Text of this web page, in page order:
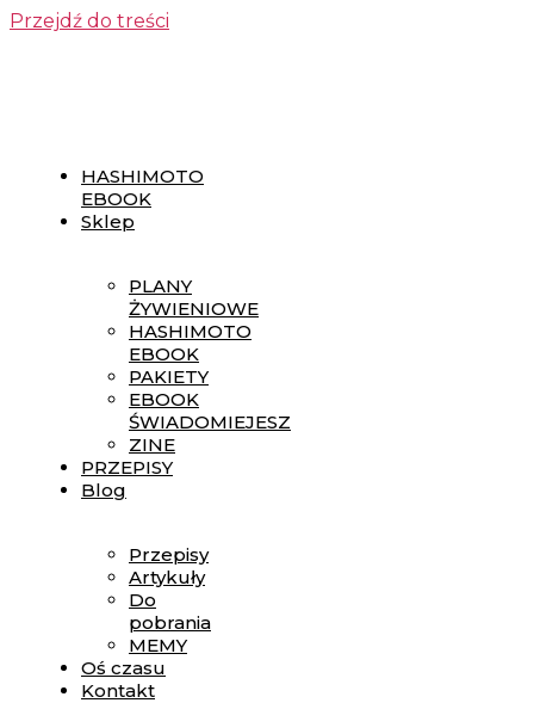
Przejdź do treści
HASHIMOTO
EBOOK
Sklep
PLANY
ŻYWIENIOWE
HASHIMOTO
EBOOK
PAKIETY
EBOOK
ŚWIADOMIEJESZ
ZINE
PRZEPISY
Blog
Przepisy
Artykuły
Do
pobrania
MEMY
Oś czasu
Kontakt